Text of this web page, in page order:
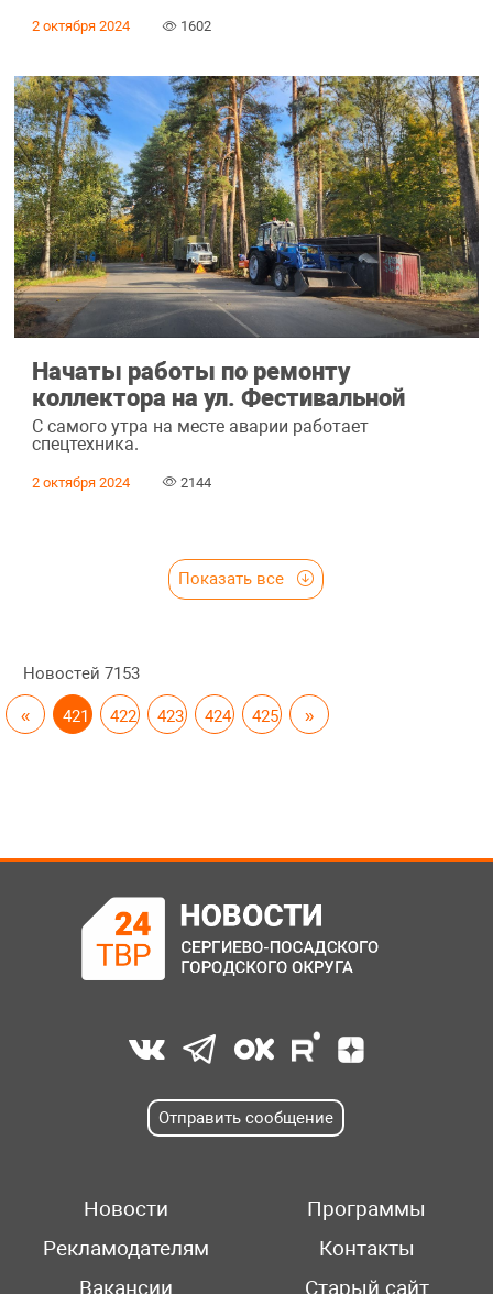
2 октября 2024 1602
Начаты работы по ремонту
коллектора на ул. Фестивальной
С самого утра на месте аварии работает
спецтехника.
2 октября 2024 2144
Показать все
Новостей 7153
« 421 422 423 424 425 »
Отправить сообщение
Новости
Программы
Рекламодателям
Контакты
Вакансии
Старый сайт